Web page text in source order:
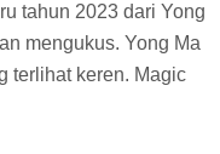
tahun 2023 dari Yong
mengukus. Yong Ma
terlihat keren. Magic